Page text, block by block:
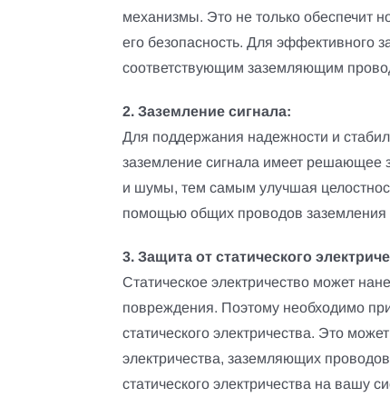
механизмы. Это не только обеспечит
его безопасность. Для эффективного
соответствующим заземляющим
2. Заземление сигнала:
Для поддержания надежности и
заземление сигнала имеет решающее
и шумы, тем самым улучшая
помощью общих проводов заземления
3. Защита от статического
Статическое электричество может
повреждения. Поэтому необходимо
статического электричества. Это
электричества, заземляющих
статического электричества на вашу